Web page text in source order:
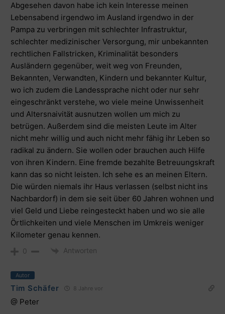
Abgesehen davon habe ich kein Interesse meinen
Lebensabend irgendwo im Ausland irgendwo in der
Pampa zu verbringen mit schlechter Infrastruktur,
schlechter medizinischer Versorgung, mir unbekannten
rechtlichen Fallstricken, Kriminalität besonders
Ausländern gegenüber, weit weg von Freunden,
Bekannten, Verwandten, Kindern und bekannter Kultur,
wo ich zudem die Landessprache nicht oder nur sehr
eingeschränkt verstehe, wo viele meine Unwissenheit
und Altersnaivität ausnutzen wollen um mich zu
betrügen. Außerdem sind die meisten Leute im Alter
nicht mehr willig und auch nicht mehr fähig ihr Leben so
radikal zu ändern. Sie wollen oder brauchen auch Hilfe
von ihren Kindern. Eine fremde bezahlte Betreuungskraft
kann das so nicht leisten. Ich sehe es an meinen Eltern.
Die würden niemals ihr Haus verlassen (selbst nicht ins
Nachbardorf) in dem sie seit über 60 Jahren wohnen und
viel Geld und Liebe reingesteckt haben und wo sie alle
Örtlichkeiten und viele Menschen im Umkreis weniger
Kilometer genau kennen.
0 Antworten
Autor
Tim Schäfer 8 Jahre vor
@ Peter